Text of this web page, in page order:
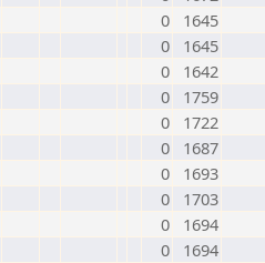
0
1645
0
1645
0
1642
0
1759
0
1722
0
1687
0
1693
0
1703
0
1694
0
1694